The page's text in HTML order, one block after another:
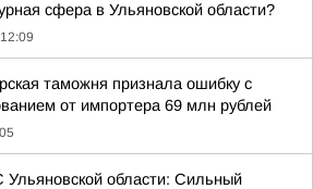
сфера в Ульяновской области?
12:09
таможня признала ошибку с
от импортера 69 млн рублей
области: Сильный